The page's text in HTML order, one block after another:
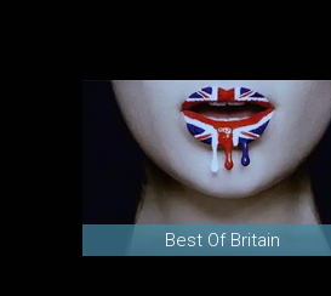
Best Of Britain